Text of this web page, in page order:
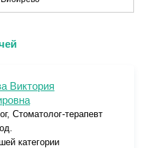
Виктория
Стоматолог-терапевт
категории